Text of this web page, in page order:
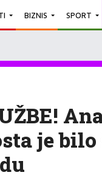
BIZNIS SPORT
je